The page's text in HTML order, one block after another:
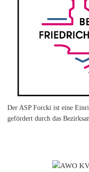
Der ASP Forcki ist eine
gefördert durch das